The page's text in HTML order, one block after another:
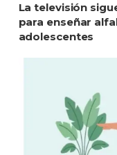
La televisión
para enseñar
adolescentes